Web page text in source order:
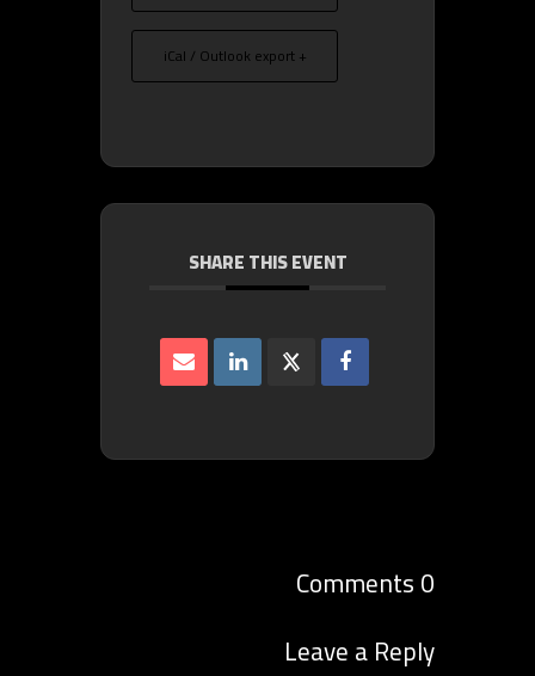
+ iCal / Outlook export
SHARE THIS EVENT
0 Comments
Leave a Reply